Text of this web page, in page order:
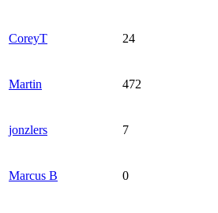
CoreyT 24
Martin 472
jonzlers 7
Marcus B 0